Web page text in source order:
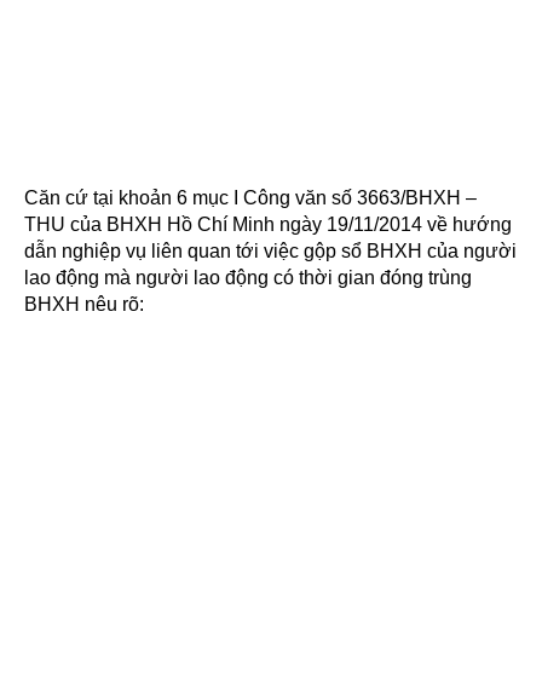
Căn cứ tại khoản 6 mục I Công văn số 3663/BHXH –
THU của BHXH Hồ Chí Minh ngày 19/11/2014 về hướng
dẫn nghiệp vụ liên quan tới việc gộp sổ BHXH của người
lao động mà người lao động có thời gian đóng trùng
BHXH nêu rõ: